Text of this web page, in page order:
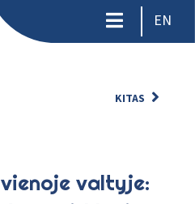
EN
KITAS
valtyje: